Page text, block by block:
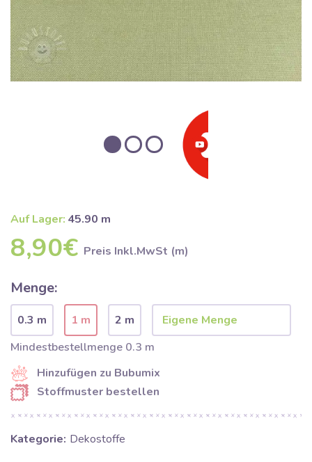
Auf Lager: 45.90 m
8,90€ Preis Inkl.MwSt (m)
Menge:
0.3 m 1 m
2 m
Mindestbestellmenge 0.3 m
Hinzufügen zu Bubumix
Stoffmuster bestellen
Kategorie: Dekostoffe